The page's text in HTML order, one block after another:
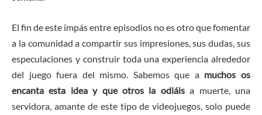
El fin de este impás entre episodios no es otro que fomentar
a la comunidad a compartir sus impresiones, sus dudas, sus
especulaciones y construir toda una experiencia alrededor
del juego fuera del mismo. Sabemos que amuchos os
encanta esta idea y que otros la odiáisa muerte, una
servidora, amante de este tipo de videojuegos, solo puede